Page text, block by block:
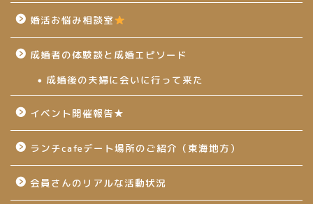
婚活お悩み相談室
成婚者の体験談と成婚エピソード
成婚後の夫婦に会いに行って来た
イベント開催報告★
ランチcafeデート場所のご紹介（東海地方）
会員さんのリアルな活動状況